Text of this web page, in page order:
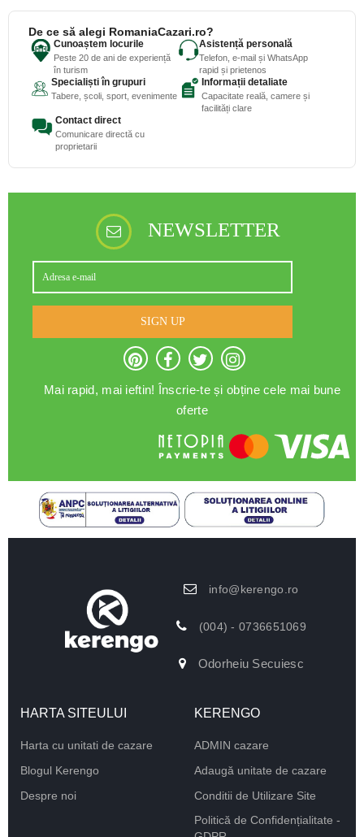
De ce să alegi RomaniaCazari.ro?
Cunoaștem locurile
Peste 20 de ani de experiență
în turism
Asistență personală
Telefon, e-mail și WhatsApp
rapid și prietenos
Specialiști în grupuri
Tabere, școli, sport, evenimente
Informații detaliate
Capacitate reală, camere și
facilități clare
Contact direct
Comunicare directă cu
proprietarii
NEWSLETTER
SIGN UP
Mai rapid, mai ieftin! Înscrie-te și obține cele mai bune
oferte
info@kerengo.ro
(004) - 0736651069
Odorheiu Secuiesc
HARTA SITEULUI
Harta cu unitati de cazare
Blogul Kerengo
Despre noi
KERENGO
ADMIN cazare
Adaugă unitate de cazare
Conditii de Utilizare Site
Politică de Confidențialitate -